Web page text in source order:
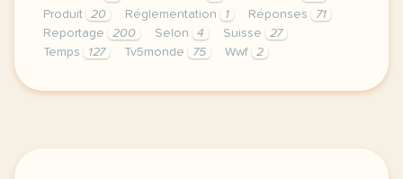
Produit
20 Réglementation 1 Réponses
71
Reportage
200 Selon 4 Suisse
27
Temps
127 Tv5monde 75 Wwf 2
le respect de votre vie privee est une priorite